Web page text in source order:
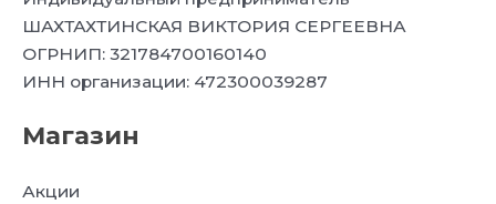
ШАХТАХТИНСКАЯ ВИКТОРИЯ СЕРГЕЕВНА
ОГРНИП: 321784700160140
ИНН организации: 472300039287
Магазин
Акции